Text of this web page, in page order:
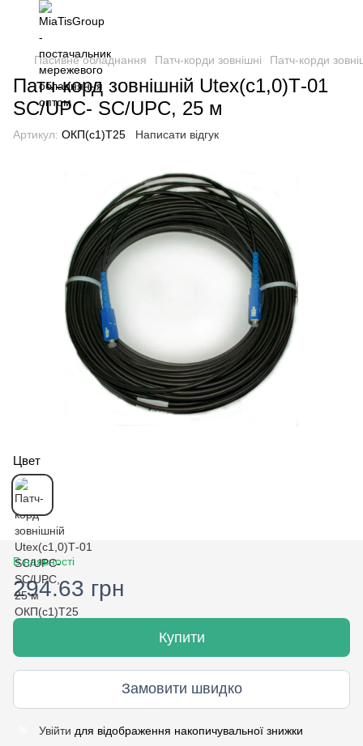
Пасивне обладнання Патч-корди зовнішні Патч-корди
Патч-корд зовнішній Utex(с1,0)Т-01
SC/UPC- SC/UPC, 25 м
Артикул: ОКП(с1)Т25 Написати відгук
Цвет
В наявності
294.63 грн
Купити
Замовити швидко
Увійти для відображення накопичувальної знижки